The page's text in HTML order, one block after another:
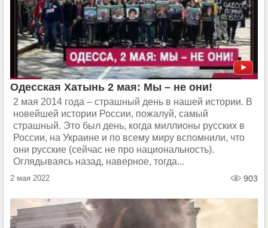
Одесская Хатынь 2 мая: Мы – не они!
2 мая 2014 года – страшный день в нашей истории. В
новейшей истории России, пожалуй, самый
страшный. Это был день, когда миллионы русских в
России, на Украине и по всему миру вспомнили, что
они русские (сейчас не про национальность).
Оглядываясь назад, наверное, тогда...
2 мая 2022 903